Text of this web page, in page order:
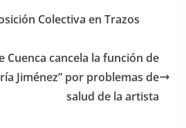
Colectiva en Trazos
Cuenca cancela la función de
Jiménez” por problemas de
salud de la artista